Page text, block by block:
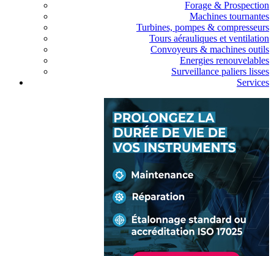
Forage & Prospection
Machines tournantes
Turbines, pompes & compresseurs
Tours aérauliques et ventilation
Convoyeurs & machines outils
Energies renouvelables
Surveillance paliers lisses
Services